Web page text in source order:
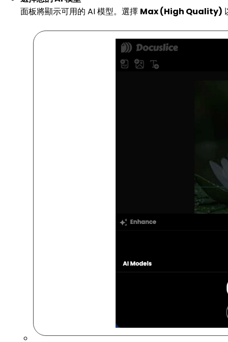
面板將顯示可用的 AI 模型。選擇 Max (High Quality)